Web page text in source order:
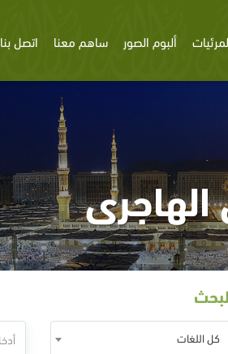
ألبوم الصور ساهم معنا اتصل بنا
كل اللغات